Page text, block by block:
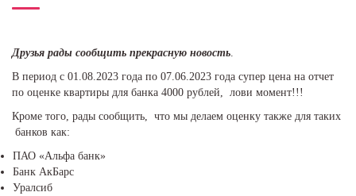
Друзья рады сообщить прекрасную новость
В период с 01.08.2023 года по 07.06.2023 года супер цена на отчет
по оценке квартиры для банка 4000 рублей, лови момент!!!
Кроме того, рады сообщить, что мы делаем оценку также для таких
банков как:
ПАО «Альфа банк»
Банк АкБарс
Уралсиб